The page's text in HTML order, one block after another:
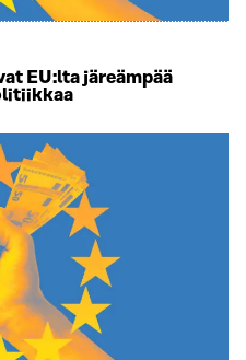
EU:lta järeämpää